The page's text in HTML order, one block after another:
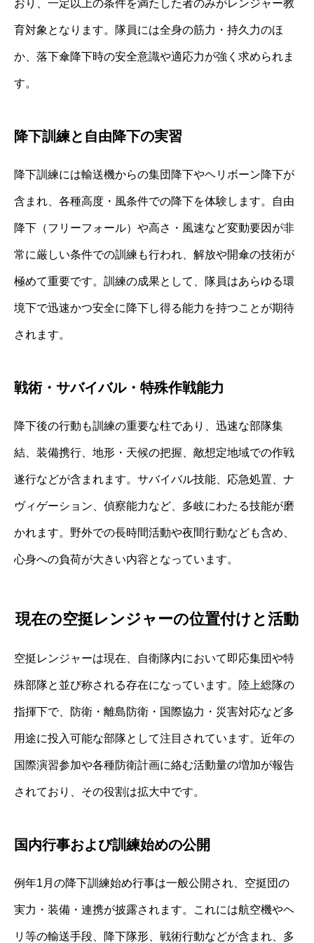
おり、一定以上の条件を満たした者のみがレンジャー教
育対象となります。隊員には全身の筋力・持久力のほ
か、落下傘降下時の安全意識や適応力が強く求められま
す。
降下訓練と自由降下の実習
降下訓練には輸送機からの集団降下やヘリボーン降下が
含まれ、各種高度・風条件での降下を体験します。自由
降下（フリーフォール）や高さ・風速など変動要因が非
常に厳しい条件での訓練も行われ、解放や開傘の技術が
極めて重要です。訓練の成果として、隊員はあらゆる環
境下で迅速かつ安全に降下し得る能力を持つことが期待
されます。
戦術・サバイバル・特殊作戦能力
降下後の行動も訓練の重要な柱であり、迅速な部隊集
結、装備携行、地形・天候の把握、敵想定地域での作戦
遂行などが含まれます。サバイバル技能、応急処置、ナ
ヴィゲーション、偵察能力など、多岐にわたる技能が磨
かれます。野外での長時間活動や夜間行動なども含め、
心身への負荷が大きい内容となっています。
現在の空挺レンジャーの位置付けと活動
空挺レンジャーは現在、自衛隊内において即応集団や特
殊部隊と並び称される存在になっています。陸上総隊の
指揮下で、防衛・離島防衛・国際協力・災害対応など多
用途に投入可能な部隊として注目されています。近年の
国際演習参加や各種防衛計画に絡む活動量の増加が報告
されており、その役割は拡大中です。
国内行事および訓練始めの公開
例年1月の降下訓練始め行事は一般公開され、空挺団の
実力・装備・連携が披露されます。これには航空機やヘ
リ等の輸送手段、降下隊形、戦術行動などが含まれ、多